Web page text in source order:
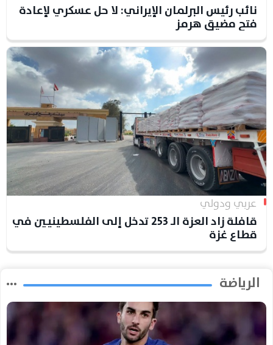
نائب رئيس البرلمان الإيراني: لا حل عسكري لإعادة
فتح مضيق هرمز
عربي ودولي
قافلة زاد العزة الـ 253 تدخل إلى الفلسطينيين في
قطاع غزة
الرياضة